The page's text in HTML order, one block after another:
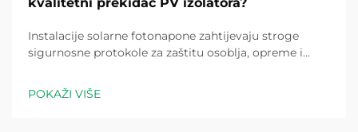
Instalacije solarne fotonapone zahtijevaju stroge
sigurnosne protokole za zaštitu osoblja, opreme i
sustavima za daljnju energiju. Kvalitetni PV izolator
prekidač služi kao kritični zaštitni uređaj koji
POKAŽI VIŠE